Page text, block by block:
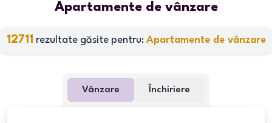
Apartamente de vânzare
12711 rezultate găsite pentru: Apartamente de vânzare
Vânzare Închiriere